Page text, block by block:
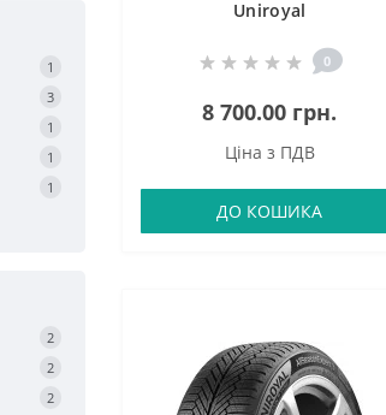
1
3
1
1
1
2
2
2
Uniroyal
0
8 700.00 грн.
Ціна з ПДВ
ДО КОШИКА